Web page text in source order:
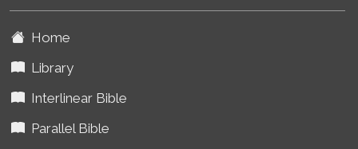
Home
Library
Interlinear Bible
Parallel Bible